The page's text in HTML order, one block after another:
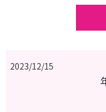
2023/12/15